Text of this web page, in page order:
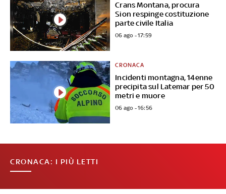
Crans Montana, procura
Sion respinge costituzione
parte civile Italia
06 ago - 17:59
Incidenti montagna, 14enne
precipita sul Latemar per 50
metri e muore
CRONACA
06 ago - 16:56
CRONACA: I PIÙ LETTI